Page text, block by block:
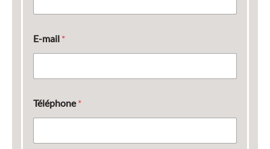
E-mail *
Téléphone*